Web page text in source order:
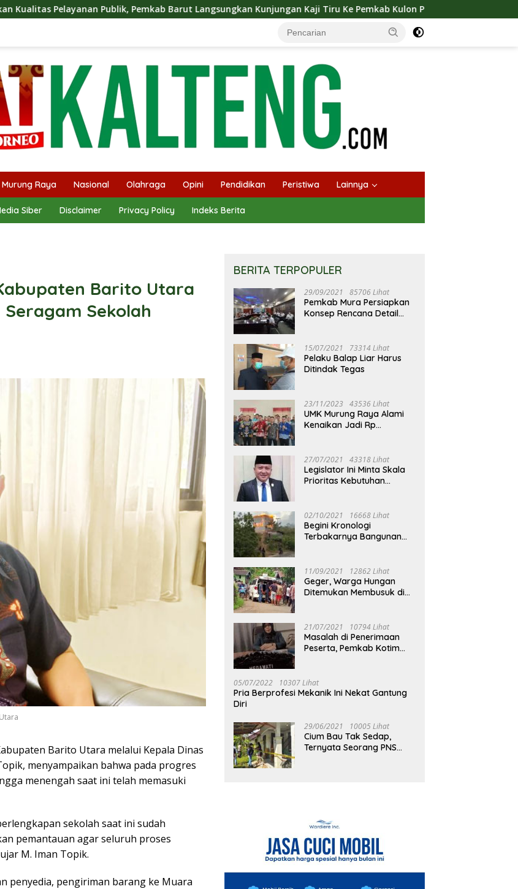
Pemkab Barut Langsungkan Kunjungan Kaji Tiru Ke Pemkab Kulon Progo Langsungkan Kaji Tiru, Bupati
Murung Raya Nasional Olahraga Opini Pendidikan Peristiwa Lainnya
Siber Disclaimer Privacy Policy Indeks Berita
Barito Utara
Sekolah
Barito Utara melalui Kepala Dinas
menyampaikan bahwa pada progres
menengah saat ini telah memasuki
sekolah saat ini sudah
pemantauan agar seluruh proses
M. Iman Topik.
penyedia, pengiriman barang ke Muara
BERITA TERPOPULER
29/09/2021 85706 Lihat
Pemkab Mura Persiapkan
Konsep Rencana Detail
15/07/2021 73314 Lihat
Pelaku Balap Liar Harus
Ditindak Tegas
23/11/2023 43536 Lihat
UMK Murung Raya Alami
Kenaikan Jadi Rp
27/07/2021 43318 Lihat
Legislator Ini Minta Skala
Prioritas Kebutuhan
02/10/2021 16668 Lihat
Begini Kronologi
Terbakarnya Bangunan
11/09/2021 12862 Lihat
Geger, Warga Hungan
Ditemukan Membusuk di
21/07/2021 10794 Lihat
Masalah di Penerimaan
Peserta, Pemkab Kotim
05/07/2022 10307 Lihat
Pria Berprofesi Mekanik Ini Nekat Gantung
Diri
29/06/2021 10005 Lihat
Cium Bau Tak Sedap,
Ternyata Seorang PNS